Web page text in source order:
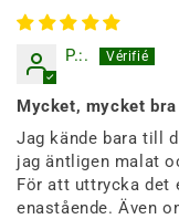
P.:.
Mycket, mycket bra
Jag kände bara till
jag äntligen malat
För att uttrycka det
enastående. Även